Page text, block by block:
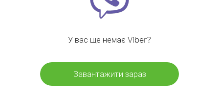
У вас ще немає Viber?
Завантажити зараз